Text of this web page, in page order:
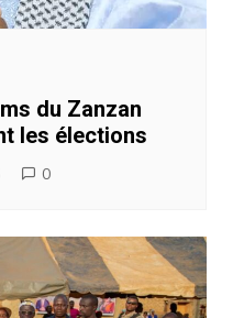
du Zanzan
les élections
0